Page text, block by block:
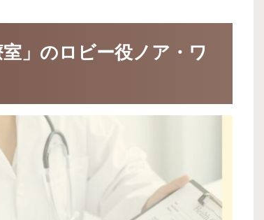
」のロビー役ノア・ワ